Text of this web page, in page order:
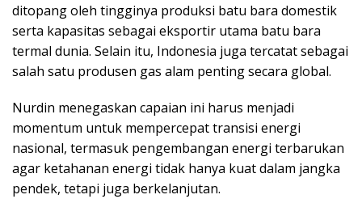
ditopang oleh tingginya produksi batu bara domestik
serta kapasitas sebagai eksportir utama batu bara
termal dunia. Selain itu, Indonesia juga tercatat sebagai
salah satu produsen gas alam penting secara global.
Nurdin menegaskan capaian ini harus menjadi
momentum untuk mempercepat transisi energi
nasional, termasuk pengembangan energi terbarukan
agar ketahanan energi tidak hanya kuat dalam jangka
pendek, tetapi juga berkelanjutan.